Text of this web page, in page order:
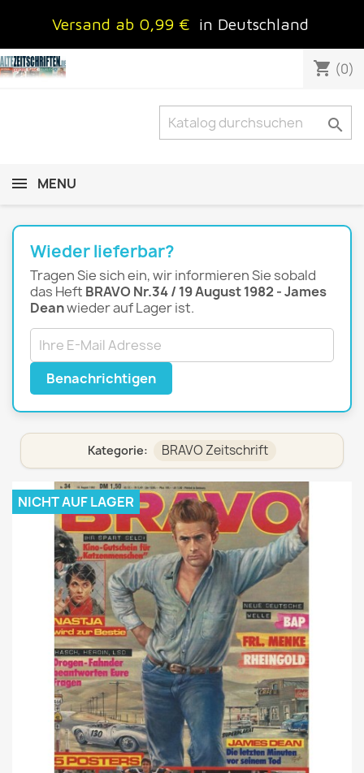
Versand ab 0,99 € in Deutschland
shopping_cart (0)

MENU
Wieder lieferbar?
Tragen Sie sich ein, wir informieren Sie sobald
das Heft BRAVO Nr.34 / 19 August 1982 - James
Deanwieder auf Lager ist.
Benachrichtigen
Kategorie: BRAVO Zeitschrift
NICHT AUF LAGER